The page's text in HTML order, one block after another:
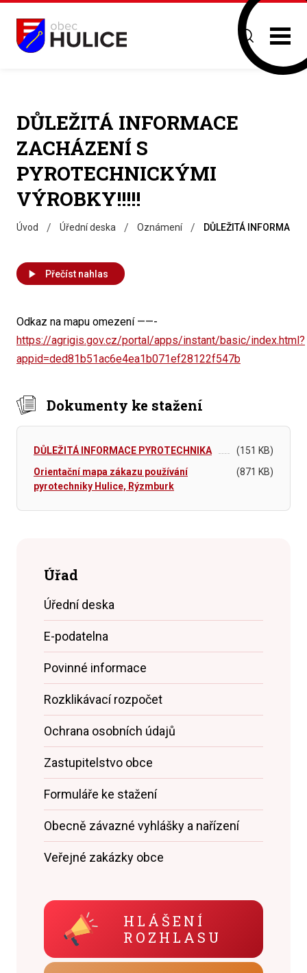
DŮLEŽITÁ INFORMACE
ZACHÁZENÍ S
PYROTECHNICKÝMI
VÝROBKY!!!!!
Úvod / Úřední deska / Oznámení / DŮLEŽITÁ
Přečíst nahlas
Odkaz na mapu omezení ——-
https://agrigis.gov.cz/portal/apps/instant/basic/index.html?
appid=ded81b51ac6e4ea1b071ef28122f547b
Dokumenty ke stažení
DŮLEŽITÁ INFORMACE PYROTECHNIKA
(151 KB)
Orientační mapa zákazu používání
pyrotechniky Hulice, Rýzmburk
(871 KB)
Úřad
Úřední deska
E-podatelna
Povinné informace
Rozklikávací rozpočet
Ochrana osobních údajů
Zastupitelstvo obce
Formuláře ke stažení
Obecně závazné vyhlášky a nařízení
Veřejné zakázky obce
HLÁŠENÍ
ROZHLASU